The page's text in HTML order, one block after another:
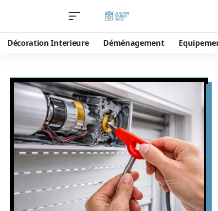
Décoration Interieure Déménagement